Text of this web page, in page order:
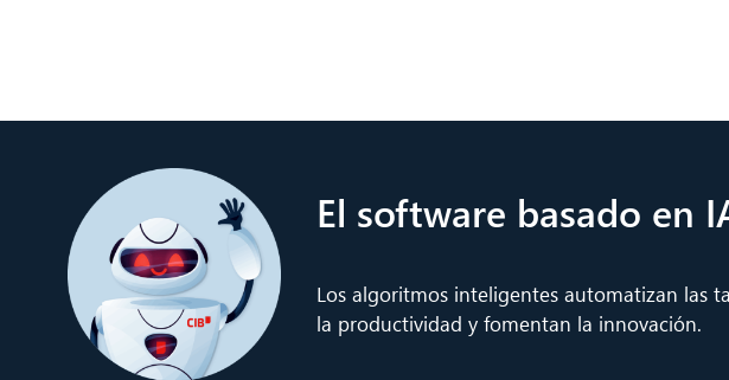
El software basado en
Los algoritmos inteligentes automatizan las
la productividad y fomentan la innovación.